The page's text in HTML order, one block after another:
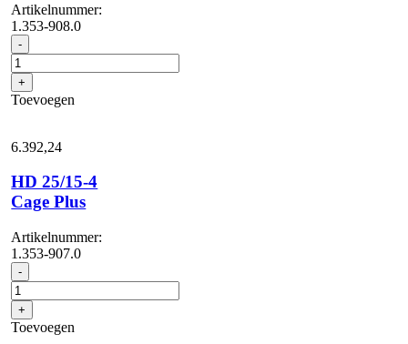
Artikelnummer:
1.353-908.0
- HD
10/15-
4
Cage
Food
+
Toevoegen
6.392,24
HD 25/15-4
Cage Plus
Artikelnummer:
1.353-907.0
- HD
25/15-
4
Cage
Plus
+
Toevoegen